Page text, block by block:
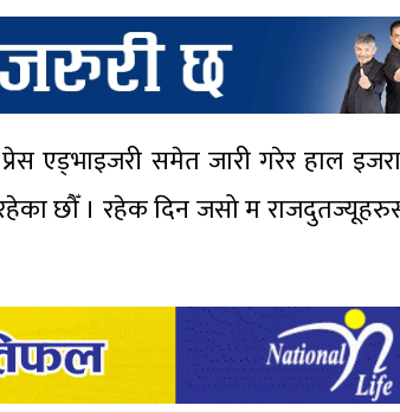
एड्भाइजरी समेत जारी गरेर हाल
छौँ । रहेक दिन जसो म